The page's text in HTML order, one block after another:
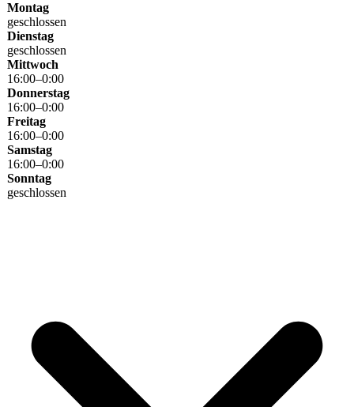
Montag
geschlossen
Dienstag
geschlossen
Mittwoch
16:00–0:00
Donnerstag
16:00–0:00
Freitag
16:00–0:00
Samstag
16:00–0:00
Sonntag
geschlossen